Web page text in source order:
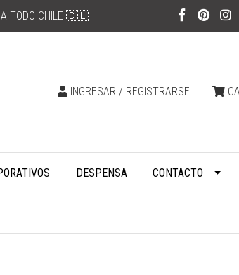
A TODO CHILE 🇨🇱
INGRESAR / REGISTRARSE
DESPENSA CONTACTO